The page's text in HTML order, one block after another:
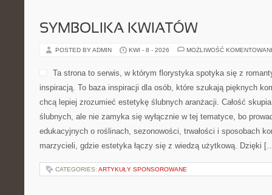
SYMBOLIKA KWIATÓW
POSTED BY ADMIN KWI - 8 - 2026 MOŻLIWOŚĆ
Ta strona to serwis, w którym florystyka spotyka się z
inspiracją. To baza inspiracji dla osób, które szukają pięknych
chcą lepiej zrozumieć estetykę ślubnych aranżacji. Całość
ślubnych, ale nie zamyka się wyłącznie w tej tematyce, bo
edukacyjnych o roślinach, sezonowości, trwałości i sposobach
marzycieli, gdzie estetyka łączy się z wiedzą użytkową. Dzięki
CATEGORIES: ARTYKUŁY SPONSOROWANE